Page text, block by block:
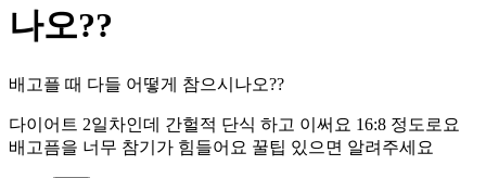
나오??
배고플 때 다들 어떻게 참으시나오??
다이어트 2일차인데 간헐적 단식 하고 이써요 16:8 정도로요
배고픔을 너무 참기가 힘들어요 꿀팁 있으면 알려주세요